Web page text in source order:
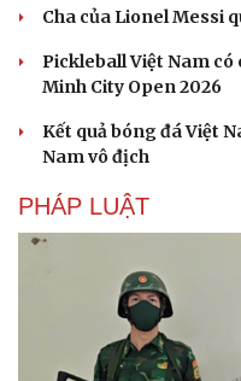
Cha của Lionel Messi
Pickleball Việt Nam
Minh City Open 2026
Kết quả bóng đá Việt
Nam vô địch
PHÁP LUẬT